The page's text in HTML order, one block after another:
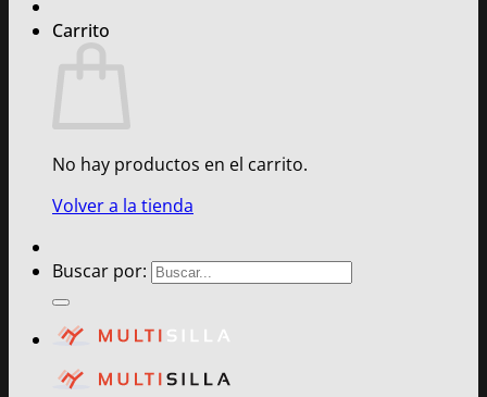
Carrito
No hay productos en el carrito.
Volver a la tienda
Buscar por: